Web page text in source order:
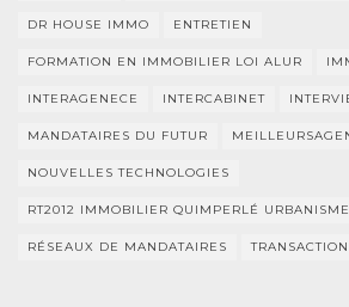
DR HOUSE IMMO ENTRETIEN
FORMATION EN IMMOBILIER LOI ALUR
INTERAGENECE INTERCABINET
MANDATAIRES DU FUTUR
NOUVELLES TECHNOLOGIES
RT2012 IMMOBILIER QUIMPERLÉ
RÉSEAUX DE MANDATAIRES